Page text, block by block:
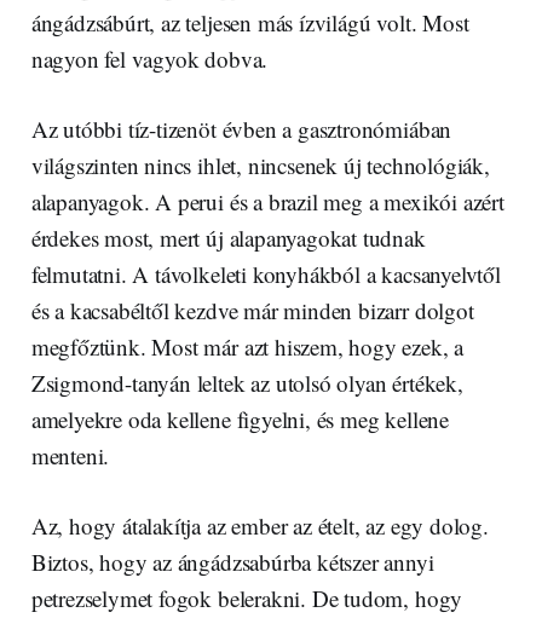
ángádzsábúrt, az teljesen más ízvilágú volt. Most
nagyon fel vagyok dobva.
Az utóbbi tíz-tizenöt évben a gasztronómiában
világszinten nincs ihlet, nincsenek új technológiák,
alapanyagok. A perui és a brazil meg a mexikói azért
érdekes most, mert új alapanyagokat tudnak
felmutatni. A távolkeleti konyhákból a kacsanyelvtől
és a kacsabéltől kezdve már minden bizarr dolgot
megfőztünk. Most már azt hiszem, hogy ezek, a
Zsigmond-tanyán leltek az utolsó olyan értékek,
amelyekre oda kellene figyelni, és meg kellene
menteni.
Az, hogy átalakítja az ember az ételt, az egy dolog.
Biztos, hogy az ángádzsabúrba kétszer annyi
petrezselymet fogok belerakni. De tudom, hogy